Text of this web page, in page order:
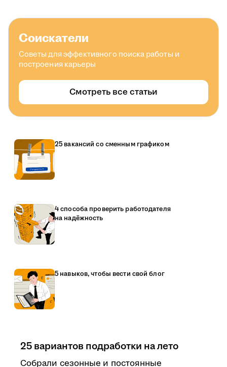
Соискатели
Советы для эффективного поиска работы и
построения карьеры
Смотреть все статьи
25 вакансий со сменным графиком
4 способа проверить работодателя
на надёжность
5 навыков, чтобы вести свой блог
25 вариантов подработки на лето
Собрали сезонные и постоянные